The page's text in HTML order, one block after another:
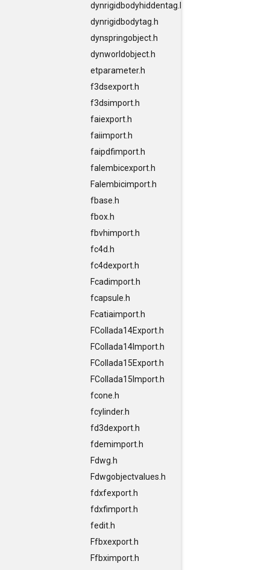
dynrigidbodyhiddentag.h
dynrigidbodytag.h
dynspringobject.h
dynworldobject.h
etparameter.h
f3dsexport.h
f3dsimport.h
faiexport.h
faiimport.h
faipdfimport.h
falembicexport.h
Falembicimport.h
fbase.h
fbox.h
fbvhimport.h
fc4d.h
fc4dexport.h
Fcadimport.h
fcapsule.h
Fcatiaimport.h
FCollada14Export.h
FCollada14Import.h
FCollada15Export.h
FCollada15Import.h
fcone.h
fcylinder.h
fd3dexport.h
fdemimport.h
Fdwg.h
Fdwgobjectvalues.h
fdxfexport.h
fdxfimport.h
fedit.h
Ffbxexport.h
Ffbximport.h